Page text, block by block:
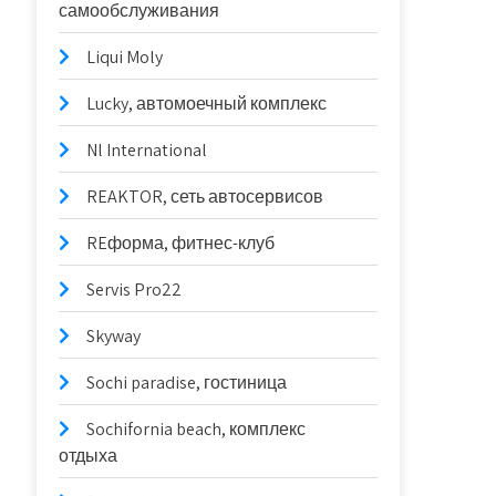
самообслуживания
Liqui Moly
Lucky, автомоечный комплекс
Nl International
REAKTOR, сеть автосервисов
REформа, фитнес-клуб
Servis Pro22
Skyway
Sochi paradise, гостиница
Sochifornia beach, комплекс
отдыха